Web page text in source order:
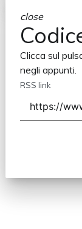
close
Clicca sul
negli appunti.
RSS link